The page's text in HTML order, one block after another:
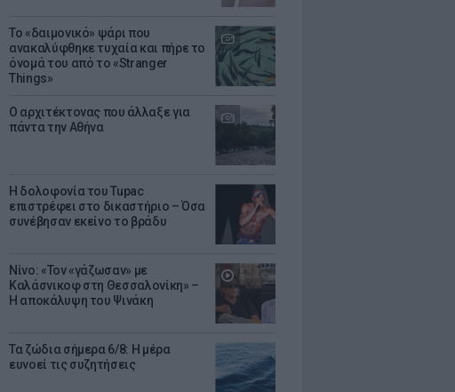
Το «δαιμονικό» ψάρι που
ανακαλύφθηκε τυχαία και πήρε το
όνομά του από το «Stranger
Things»
Ο αρχιτέκτονας που άλλαξε για
πάντα την Αθήνα
Η δολοφονία του Tupac
επιστρέφει στο δικαστήριο – Όσα
συνέβησαν εκείνο το βράδυ
Νίνο: «Τον «γάζωσαν» με
Καλάσνικοφ στη Θεσσαλονίκη» –
Η αποκάλυψη του Ψινάκη
Τα ζώδια σήμερα 6/8: Η μέρα
ευνοεί τις συζητήσεις